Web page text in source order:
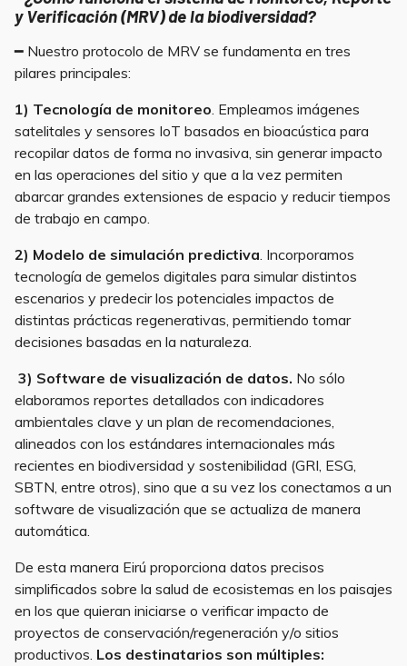
y Verificación (MRV) de la biodiversidad?
━ Nuestro protocolo de MRV se fundamenta en tres
pilares principales:
1) Tecnología de monitoreo. Empleamos imágenes
satelitales y sensores IoT basados en bioacústica para
recopilar datos de forma no invasiva, sin generar impacto
en las operaciones del sitio y que a la vez permiten
abarcar grandes extensiones de espacio y reducir tiempos
de trabajo en campo.
2) Modelo de simulación predictiva. Incorporamos
tecnología de gemelos digitales para simular distintos
escenarios y predecir los potenciales impactos de
distintas prácticas regenerativas, permitiendo tomar
decisiones basadas en la naturaleza.
3) Software de visualización de datos. No sólo
elaboramos reportes detallados con indicadores
ambientales clave y un plan de recomendaciones,
alineados con los estándares internacionales más
recientes en biodiversidad y sostenibilidad (GRI, ESG,
SBTN, entre otros), sino que a su vez los conectamos a un
software de visualización que se actualiza de manera
automática.
De esta manera Eirú proporciona datos precisos
simplificados sobre la salud de ecosistemas en los paisajes
en los que quieran iniciarse o verificar impacto de
proyectos de conservación/regeneración y/o sitios
productivos. Los destinatarios son múltiples: